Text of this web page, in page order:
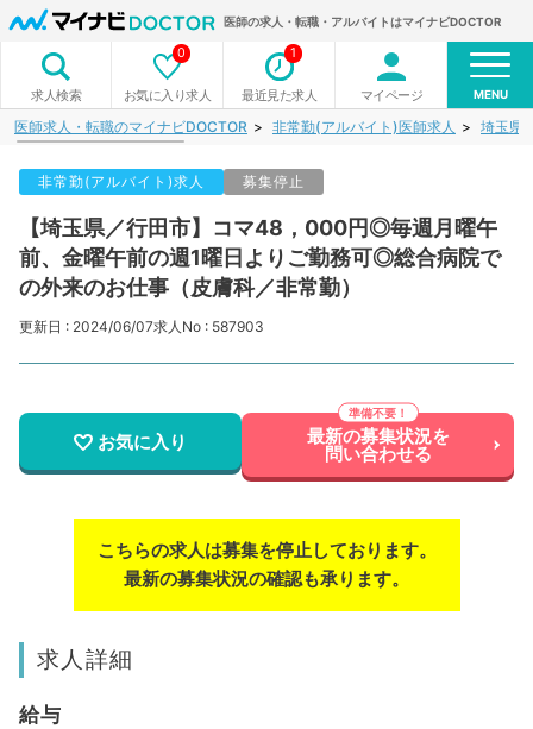
医師の求人・転職・アルバイトはマイナビDOCTOR
求人検索 お気に入り求人
0
最近見た求人
1
マイページ MENU
医師求人・転職のマイナビDOCTOR 非常勤(アルバイト)医師求人 埼玉県
非常勤(アルバイト)求人 募集停止
【埼玉県／行田市】コマ48，000円◎毎週月曜午
前、金曜午前の週1曜日よりご勤務可◎総合病院で
の外来のお仕事（皮膚科／非常勤）
更新日 : 2024/06/07求人No : 587903
お気に入り 最新の募集状況を
問い合わせる
こちらの求人は募集を停止しております。
最新の募集状況の確認も承ります。
求人詳細
給与